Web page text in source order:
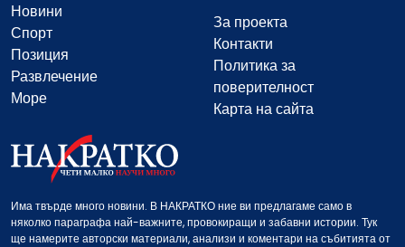
Новини
Спорт
Позиция
Развлечение
Море
За проекта
Контакти
Политика за
поверителност
Карта на сайта
Има твърде много новини. В НАКРАТКО ние ви предлагаме само в
няколко параграфа най-важните, провокиращи и забавни истории. Тук
ще намерите авторски материали, анализи и коментари на събитията от